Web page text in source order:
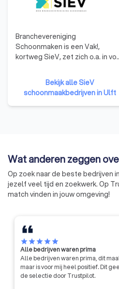
Branchevereniging
Schoonmaken is een Vak!,
kortweg SieV, zet zich o.a. in
inkoopvoordelen voor leden bij
diverse partners en leveranciers
en bevordert de kennisdeling en
samenwerking tussen leden.
belangrijke zaken in de wet- en
regelgeving.
Bekijk alle SieV
schoonmaakbedrijven in Ulft
Wat anderen zeggen
Op zoek naar de beste bedrijven
jezelf veel tijd en zoekwerk. Op
match vinden in jouw omgeving!
starstarstarstarstar
Alle bedrijven waren prima
Alle bedrijven waren prima, dit
maar is voor mij heel positief. Dit
de selectie door Trustpilot.